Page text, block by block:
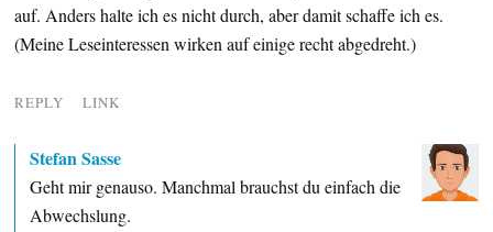
auf. Anders halte ich es nicht durch, aber damit schaffe ich es.
(Meine Leseinteressen wirken auf einige recht abgedreht.)
REPLY LINK
Stefan Sasse
Geht mir genauso. Manchmal brauchst du einfach die
Abwechslung.